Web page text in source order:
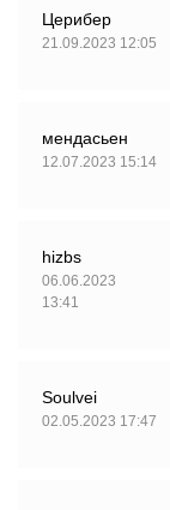
Церибер
21.09.2023 12:05
мендасьен
12.07.2023 15:14
hizbs
06.06.2023
13:41
Soulvei
02.05.2023 17:47